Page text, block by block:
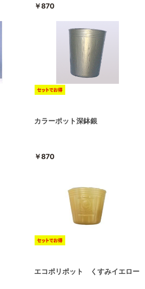
￥870
カラーポット深鉢銀
￥870
エコポリポット くすみイエロー